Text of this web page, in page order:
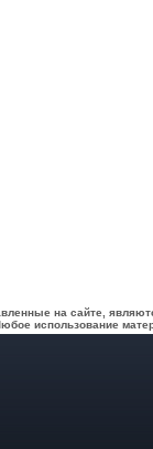
на сайте,
использование